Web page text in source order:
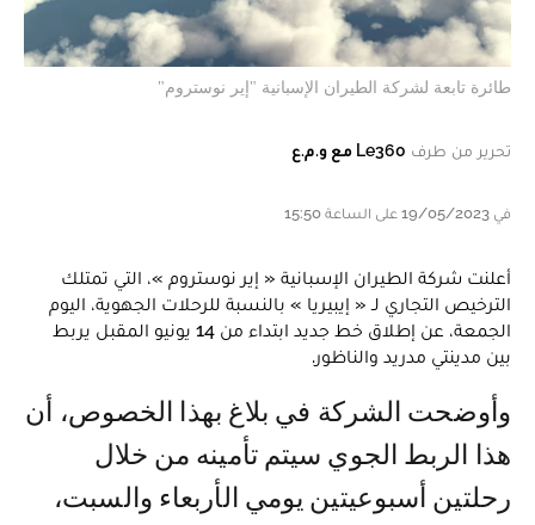
طائرة تابعة لشركة الطيران الإسبانية "إير نوستروم"
تحرير من طرف Le360 مع و.م.ع
في 19/05/2023 على الساعة 15:50
أعلنت شركة الطيران الإسبانية « إير نوستروم »، التي تمتلك
الترخيص التجاري لـ « إيبيريا » بالنسبة للرحلات الجهوية، اليوم
الجمعة، عن إطلاق خط جديد ابتداء من 14 يونيو المقبل يربط
بين مدينتي مدريد والناظور.
وأوضحت الشركة في بلاغ بهذا الخصوص، أن
هذا الربط الجوي سيتم تأمينه من خلال
رحلتين أسبوعيتين يومي الأربعاء والسبت،